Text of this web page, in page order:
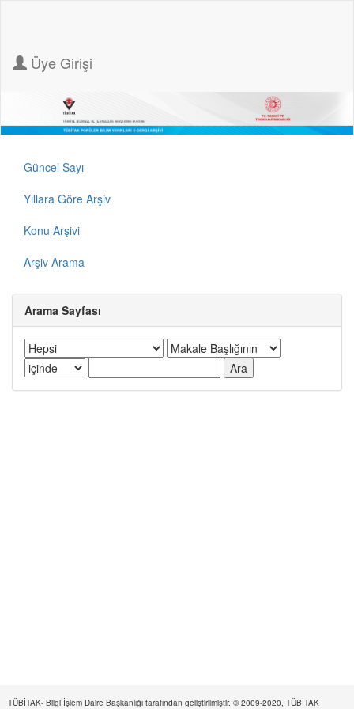
Üye Girişi
Güncel Sayı
Yıllara Göre Arşiv
Konu Arşivi
Arşiv Arama
Arama Sayfası
TÜBİTAK- Bilgi İşlem Daire Başkanlığı tarafından geliştirilmiştir. © 2009-2020, TÜBİTAK